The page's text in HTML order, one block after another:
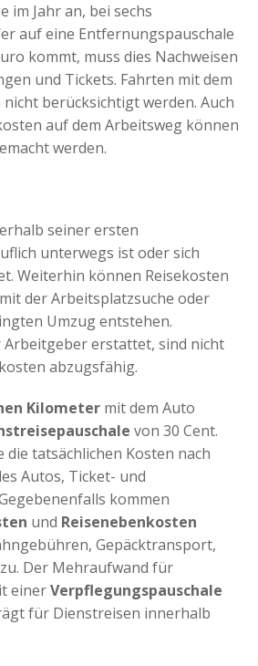
im Jahr an, bei sechs
auf eine Entfernungspauschale
kommt, muss dies Nachweisen
und Tickets. Fahrten mit dem
berücksichtigt werden. Auch
auf dem Arbeitsweg können
werden.
seiner ersten
unterwegs ist oder sich
Weiterhin können Reisekosten
der Arbeitsplatzsuche oder
Umzug entstehen.
Arbeitgeber erstattet, sind nicht
abzugsfähig.
Kilometer mit dem Auto
von 30 Cent.
die tatsächlichen Kosten nach
Autos, Ticket- und
kommen
und Reisenebenkosten
Gepäcktransport,
Der Mehraufwand für
einerVerpflegungspauschale
für Dienstreisen innerhalb